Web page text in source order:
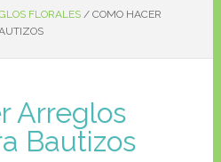
FLORALES /COMO HACER
Arreglos
Bautizos